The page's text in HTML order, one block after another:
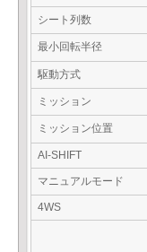
シート列数
最小回転半径
駆動方式
ミッション
ミッション位置
AI-SHIFT
マニュアルモード
4WS